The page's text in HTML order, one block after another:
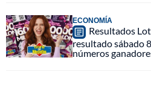
ECONOMÍA
Resultados
resultado sábado
números